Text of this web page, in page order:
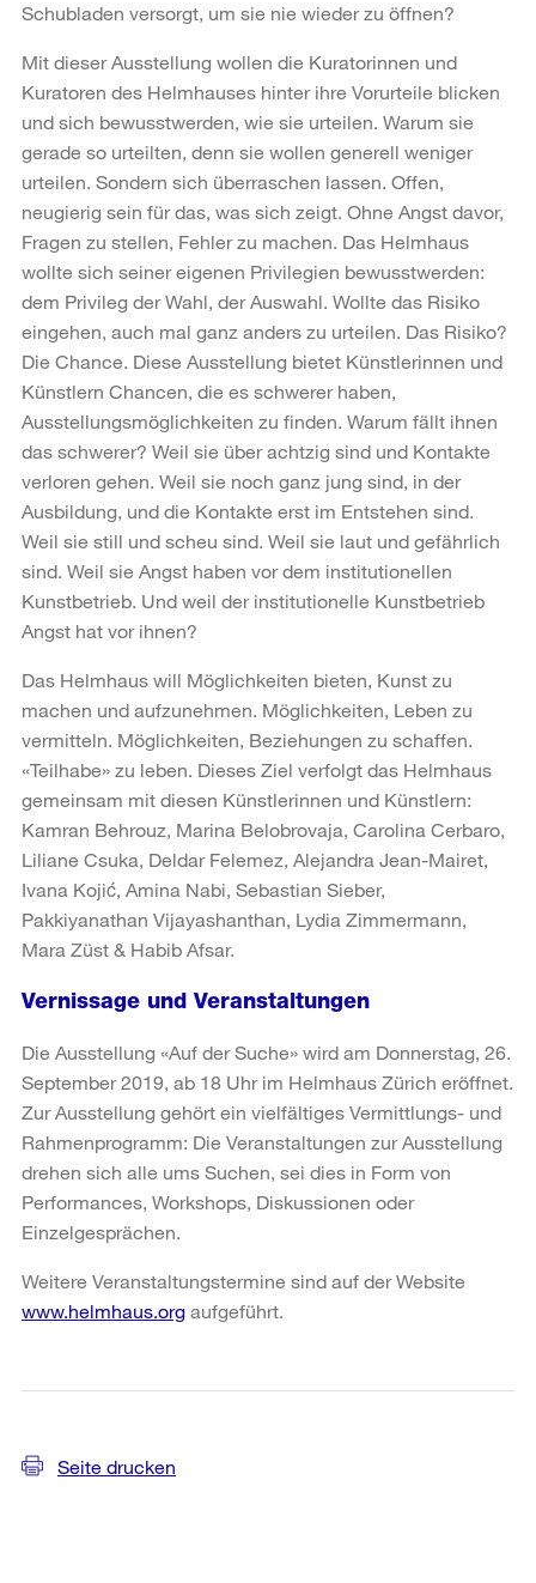
Schubladen versorgt, um sie nie wieder zu öffnen?
Mit dieser Ausstellung wollen die Kuratorinnen und
Kuratoren des Helmhauses hinter ihre Vorurteile blicken
und sich bewusstwerden, wie sie urteilen. Warum sie
gerade so urteilten, denn sie wollen generell weniger
urteilen. Sondern sich überraschen lassen. Offen,
neugierig sein für das, was sich zeigt. Ohne Angst davor,
Fragen zu stellen, Fehler zu machen. Das Helmhaus
wollte sich seiner eigenen Privilegien bewusstwerden:
dem Privileg der Wahl, der Auswahl. Wollte das Risiko
eingehen, auch mal ganz anders zu urteilen. Das Risiko?
Die Chance. Diese Ausstellung bietet Künstlerinnen und
Künstlern Chancen, die es schwerer haben,
Ausstellungsmöglichkeiten zu finden. Warum fällt ihnen
das schwerer? Weil sie über achtzig sind und Kontakte
verloren gehen. Weil sie noch ganz jung sind, in der
Ausbildung, und die Kontakte erst im Entstehen sind.
Weil sie still und scheu sind. Weil sie laut und gefährlich
sind. Weil sie Angst haben vor dem institutionellen
Kunstbetrieb. Und weil der institutionelle Kunstbetrieb
Angst hat vor ihnen?
Das Helmhaus will Möglichkeiten bieten, Kunst zu
machen und aufzunehmen. Möglichkeiten, Leben zu
vermitteln. Möglichkeiten, Beziehungen zu schaffen.
«Teilhabe» zu leben. Dieses Ziel verfolgt das Helmhaus
gemeinsam mit diesen Künstlerinnen und Künstlern:
Kamran Behrouz, Marina Belobrovaja, Carolina Cerbaro,
Liliane Csuka, Deldar Felemez, Alejandra Jean-Mairet,
Ivana Kojić, Amina Nabi, Sebastian Sieber,
Pakkiyanathan Vijayashanthan, Lydia Zimmermann,
Mara Züst & Habib Afsar.
Vernissage und Veranstaltungen
Die Ausstellung «Auf der Suche» wird am Donnerstag, 26.
September 2019, ab 18 Uhr im Helmhaus Zürich eröffnet.
Zur Ausstellung gehört ein vielfältiges Vermittlungs- und
Rahmenprogramm: Die Veranstaltungen zur Ausstellung
drehen sich alle ums Suchen, sei dies in Form von
Performances, Workshops, Diskussionen oder
Einzelgesprächen.
Weitere Veranstaltungstermine sind auf der Website
www.helmhaus.org aufgeführt.
Seite drucken